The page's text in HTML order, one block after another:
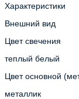
Характеристики
Внешний вид
Цвет свечения
теплый белый
Цвет основной
металлик